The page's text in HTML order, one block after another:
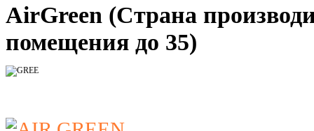
AirGreen (Страна
помещения до 35)